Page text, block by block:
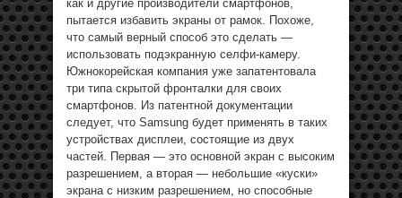
как и другие производители смартфонов,
пытается избавить экраны от рамок. Похоже,
что самый верный способ это сделать —
использовать подэкранную селфи-камеру.
Южнокорейская компания уже запатентовала
три типа скрытой фронталки для своих
смартфонов. Из патентной документации
следует, что Samsung будет применять в таких
устройствах дисплеи, состоящие из двух
частей. Первая — это основной экран с высоким
разрешением, а вторая — небольшие «куски»
экрана с низким разрешением, но способные